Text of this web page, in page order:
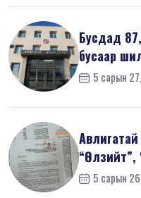
Бусдад
бусаар
5 сарын
“Өлзийт”,
з...5 сарын